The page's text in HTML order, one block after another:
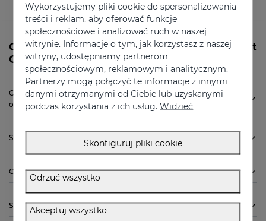
Czy potrzebujesz więcej informacji na temat
C-VIT Serum 5 x 7 ml firmy Sesderma?
Czy C-VIT Serum 5 x 7 ml od Sesderma jest dla mnie
odpowiednia?
Sposób użycia
Chcę wiedzieć więcej
Składniki
Wykorzystujemy pliki cookie do spersonalizowania
treści i reklam, aby oferować funkcje
społecznościowe i analizować ruch w naszej
witrynie. Informacje o tym, jak korzystasz z naszej
witryny, udostępniamy partnerom
społecznościowym, reklamowym i analitycznym.
Partnerzy mogą połączyć te informacje z innymi
danymi otrzymanymi od Ciebie lub uzyskanymi
podczas korzystania z ich usług.Widzieć
Skonfiguruj pliki cookie
Odrzuć wszystko
Akceptuj wszystko